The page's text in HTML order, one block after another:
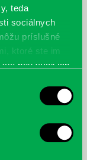
teda
sociálnych
príslušné
ktoré ste im
používali ich